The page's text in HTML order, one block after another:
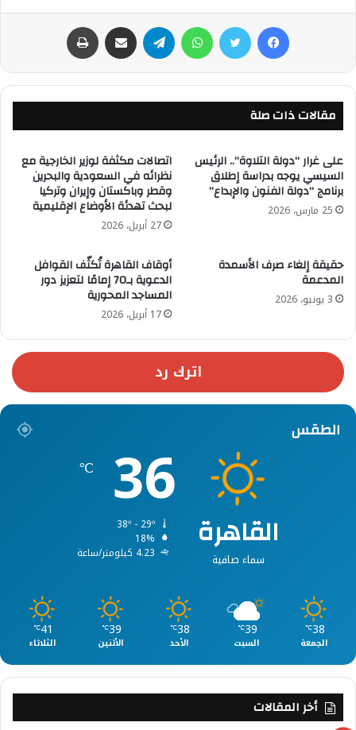
مقالات ذات صلة
على غرار “دولة التلاوة”.. الرئيس
السيسي يوجه بدراسة إطلاق
برنامج “دولة الفنون والإبداع”
25 مارس، 2026
اتصالات مكثفة لوزير الخارجية مع
نظرائه في السعودية والبحرين
وقطر وباكستان وإيران وتركيا
لبحث تهدئة الأوضاع الإقليمية
27 أبريل، 2026
حقيقة إلغاء صرف الأسمدة
المدعمة
3 يونيو، 2026
أوقاف القاهرة تُكثّف القوافل
الدعوية بـ70 إمامًا لتعزيز دور
المساجد المحورية
17 أبريل، 2026
اترك رد
الطقس
القاهرة
سماء صافية
36
℃
18%
4.23 كيلومتر/ساعة
38
℃
الجمعة
39
℃
السبت
38
℃
الأحد
39
℃
الأثنين
41
℃
الثلاثاء
أخر المقالات